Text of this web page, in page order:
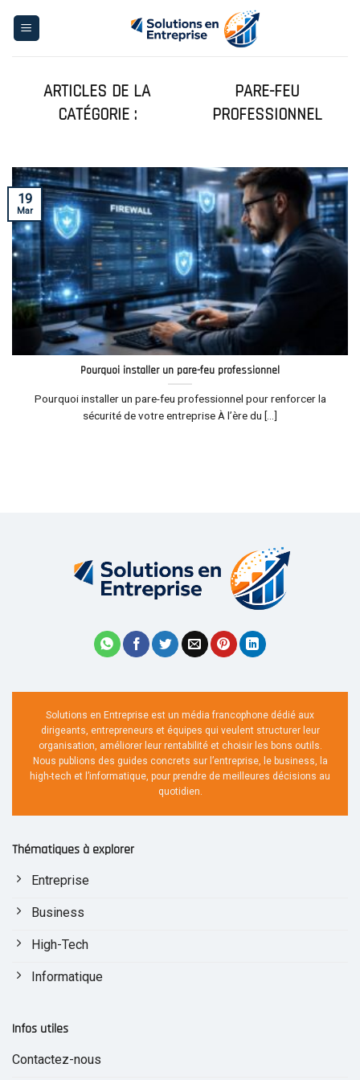
PARE-FEU
PROFESSIONNEL
Pourquoi installer un pare-feu professionnel
Pourquoi installer un pare-feu professionnel pour renforcer la
sécurité de votre entreprise À l’ère du [...]
19
Mar
Solutions en Entreprise est un média francophone dédié aux
dirigeants, entrepreneurs et équipes qui veulent structurer leur
organisation, améliorer leur rentabilité et choisir les bons outils.
Nous publions des guides concrets sur l’entreprise, le business, la
high-tech et l’informatique, pour prendre de meilleures décisions au
quotidien.
Thématiques à explorer
Entreprise
Business
High-Tech
Informatique
Infos utiles
Contactez-nous